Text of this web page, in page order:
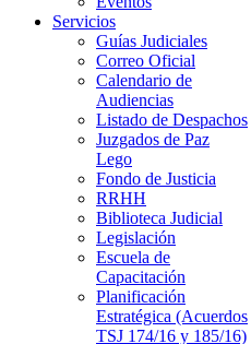
Servicios
Guías Judiciales
Correo Oficial
Calendario de
Audiencias
Listado de Despachos
Juzgados de Paz
Lego
Fondo de Justicia
RRHH
Biblioteca Judicial
Legislación
Escuela de
Capacitación
Planificación
Estratégica (Acuerdos
TSJ 174/16 y 185/16)